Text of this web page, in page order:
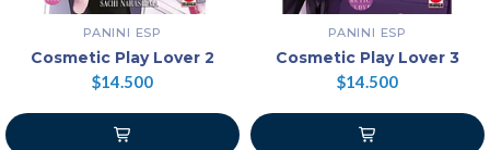
PANINI ESP
Cosmetic Play Lover 2
$14.500
PANINI ESP
Cosmetic Play Lover 3
$14.500